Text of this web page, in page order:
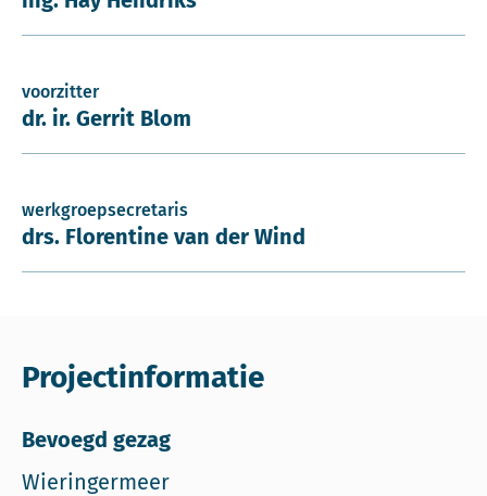
voorzitter
dr. ir. Gerrit Blom
werkgroepsecretaris
drs. Florentine van der Wind
Projectinformatie
Bevoegd gezag
Wieringermeer